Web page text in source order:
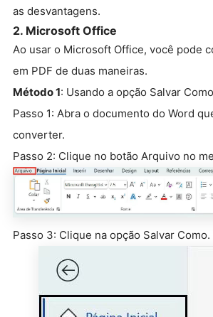
as desvantagens.
2. Microsoft Office
Ao usar o Microsoft Office, você pode
em PDF de duas maneiras.
Método 1: Usando a opção Salvar Como
Passo 1: Abra o documento do Word
converter.
Passo 2: Clique no botão Arquivo no
Passo 3: Clique na opção Salvar Como.